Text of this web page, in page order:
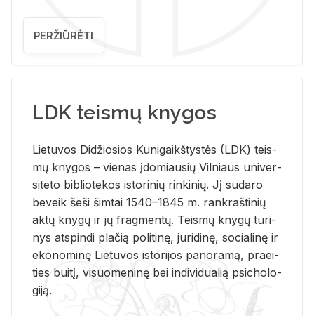
PERŽIŪRĖTI
LDK teismų knygos
Lie­tu­vos Di­džio­sios Ku­ni­gaikš­tys­tės (LDK) teis­
mų kny­gos – vie­nas įdo­miau­sių Vil­niaus uni­ver­
si­te­to bi­b­lio­te­kos is­to­ri­nių rin­ki­nių. Jį su­da­ro
be­veik šeši šim­tai 1540–1845 m. rank­raš­ti­nių
aktų kny­gų ir jų frag­men­tų. Teis­mų kny­gų tu­ri­
nys at­spin­di pla­čią po­li­ti­nę, ju­ri­di­nę, so­cia­li­nę ir
eko­no­mi­nę Lie­tu­vos is­to­ri­jos pa­no­ra­mą, pra­ei­
ties bui­tį, vi­suo­me­ni­nę bei in­di­vi­dua­lią psi­cho­lo­
gi­ją.